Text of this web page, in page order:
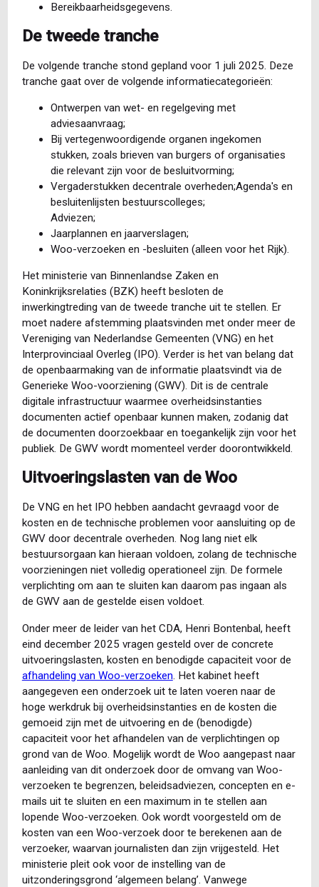
Bereikbaarheidsgegevens.
De tweede tranche
De volgende tranche stond gepland voor 1 juli 2025. Deze
tranche gaat over de volgende informatiecategorieën:
Ontwerpen van wet- en regelgeving met
adviesaanvraag;
Bij vertegenwoordigende organen ingekomen
stukken, zoals brieven van burgers of organisaties
die relevant zijn voor de besluitvorming;
Vergaderstukken decentrale overheden;Agenda's en
besluitenlijsten bestuurscolleges;
Adviezen;
Jaarplannen en jaarverslagen;
Woo-verzoeken en -besluiten (alleen voor het Rijk).
Het ministerie van Binnenlandse Zaken en
Koninkrijksrelaties (BZK) heeft besloten de
inwerkingtreding van de tweede tranche uit te stellen. Er
moet nadere afstemming plaatsvinden met onder meer de
Vereniging van Nederlandse Gemeenten (VNG) en het
Interprovinciaal Overleg (IPO). Verder is het van belang dat
de openbaarmaking van de informatie plaatsvindt via de
Generieke Woo-voorziening (GWV). Dit is de centrale
digitale infrastructuur waarmee overheidsinstanties
documenten actief openbaar kunnen maken, zodanig dat
de documenten doorzoekbaar en toegankelijk zijn voor het
publiek. De GWV wordt momenteel verder doorontwikkeld.
Uitvoeringslasten van de Woo
De VNG en het IPO hebben aandacht gevraagd voor de
kosten en de technische problemen voor aansluiting op de
GWV door decentrale overheden. Nog lang niet elk
bestuursorgaan kan hieraan voldoen, zolang de technische
voorzieningen niet volledig operationeel zijn. De formele
verplichting om aan te sluiten kan daarom pas ingaan als
de GWV aan de gestelde eisen voldoet.
Onder meer de leider van het CDA, Henri Bontenbal, heeft
eind december 2025 vragen gesteld over de concrete
uitvoeringslasten, kosten en benodigde capaciteit voor de
afhandeling van Woo-verzoeken. Het kabinet heeft
aangegeven een onderzoek uit te laten voeren naar de
hoge werkdruk bij overheidsinstanties en de kosten die
gemoeid zijn met de uitvoering en de (benodigde)
capaciteit voor het afhandelen van de verplichtingen op
grond van de Woo. Mogelijk wordt de Woo aangepast naar
aanleiding van dit onderzoek door de omvang van Woo-
verzoeken te begrenzen, beleidsadviezen, concepten en e-
mails uit te sluiten en een maximum in te stellen aan
lopende Woo-verzoeken. Ook wordt voorgesteld om de
kosten van een Woo-verzoek door te berekenen aan de
verzoeker, waarvan journalisten dan zijn vrijgesteld. Het
ministerie pleit ook voor de instelling van de
uitzonderingsgrond ‘algemeen belang’. Vanwege